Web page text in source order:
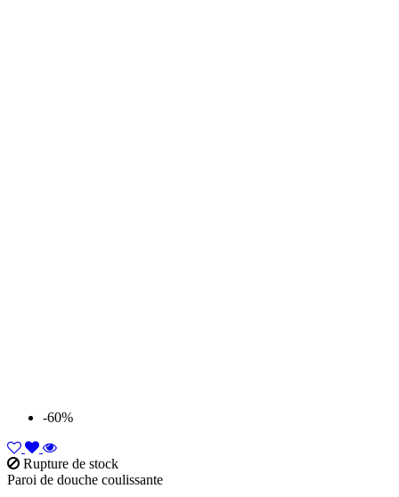
-60%
Rupture de stock
Paroi de douche coulissante